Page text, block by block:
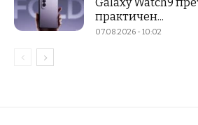
практичен...
07.08.2026 - 10:02